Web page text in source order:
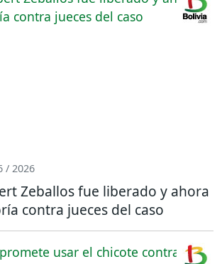
/ 2026
Zeballos fue liberado y ahora
contra jueces del caso